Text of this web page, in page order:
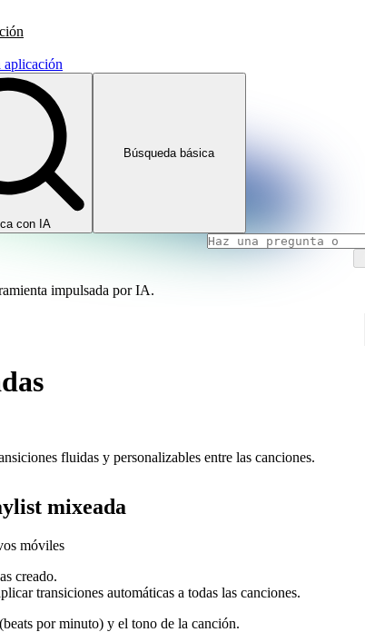
aplicación
con IA
Búsqueda básica
impulsada por IA.
fluidas y personalizables entre las canciones.
mixeada
móviles
creado.
transiciones automáticas a todas las canciones.
por minuto) y el tono de la canción.